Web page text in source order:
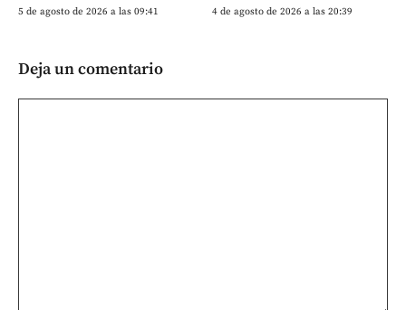
5 de agosto de 2026 a las 09:41 4 de agosto de 2026 a las 20:39
Deja un comentario